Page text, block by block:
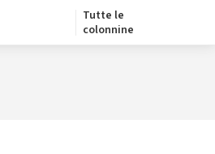
Tutte le
colonnine